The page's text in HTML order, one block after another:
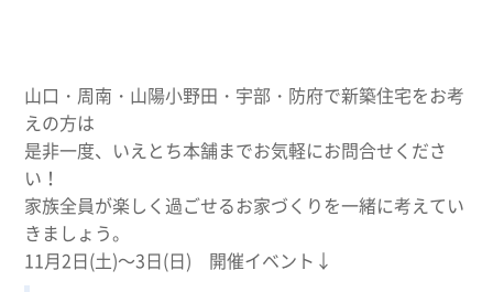
山口・周南・山陽小野田・宇部・防府で新築住宅をお考
えの方は
是非一度、いえとち本舗までお気軽にお問合せくださ
い！
家族全員が楽しく過ごせるお家づくりを一緒に考えてい
きましょう。
11月2日(土)～3日(日) 開催イベント↓